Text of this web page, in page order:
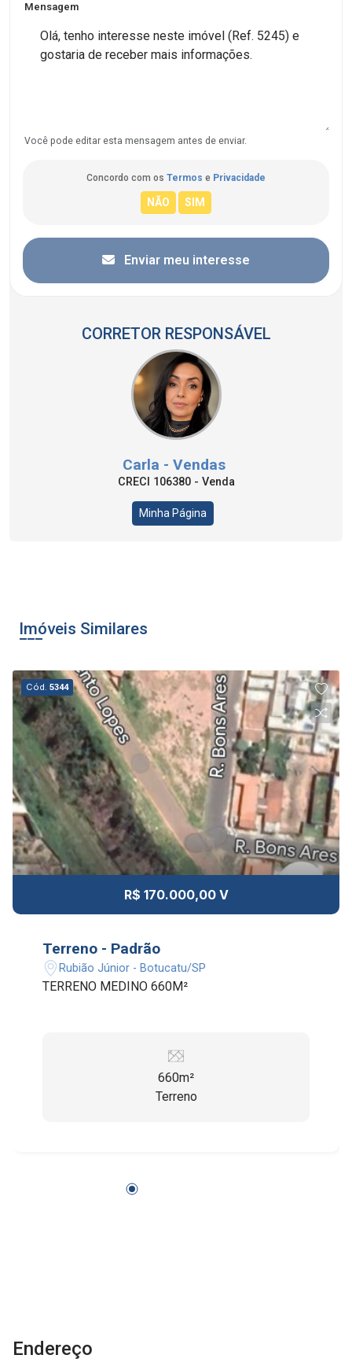
Mensagem
Você pode editar esta mensagem antes de enviar.
Concordo com os Termos e Privacidade
Enviar meu interesse
CORRETOR RESPONSÁVEL
Carla - Vendas
CRECI 106380 - Venda
Minha Página
Imóveis Similares
Cód.5344
R$ 170.000,00 V
Terreno - Padrão
Rubião Júnior - Botucatu/SP
TERRENO MEDINO 660M²
660m²
Terreno
Endereço